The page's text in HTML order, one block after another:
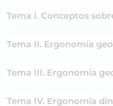
Tema I. Conceptos
Tema II. Ergonomía
Tema III. Ergonomía
Tema IV. Ergonomía